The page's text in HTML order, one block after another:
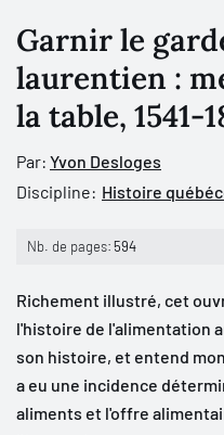
Garnir le
laurentien :
la table, 1541-
Par: Yvon Desloges
Discipline: Histoire
Nb. de pages:594
Richement illustré, cet
l'histoire de l'alimentation
son histoire, et entend
a eu une incidence
aliments et l'offre